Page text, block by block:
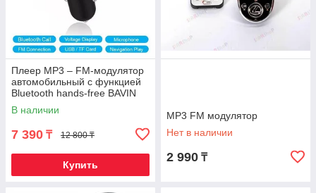
Плеер MP3 – FM-модулятор
автомобильный с функцией
Bluetooth hands-free BAVIN
PC378 {LED, microSD, Flash,
В наличии
7 390 ₸ 12 800 ₸
Купить
MP3 FM модулятор
Нет в наличии
2 990 ₸